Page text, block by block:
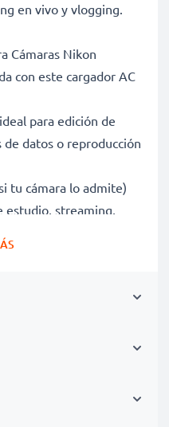
en vivo y vlogging.
Cámaras Nikon
con este cargador AC
para edición de
datos o reproducción
tu cámara lo admite)
estudio, streaming,
de Corriente Alterna